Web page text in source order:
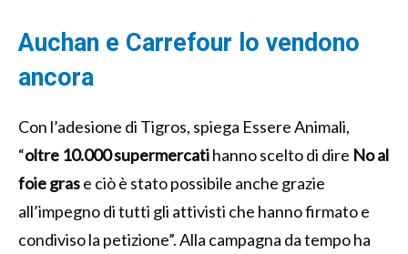
Auchan e Carrefour lo vendono
ancora
Con l’adesione di Tigros, spiega Essere Animali,
“oltre 10.000 supermercatihanno scelto di dire No al
foie grase ciò è stato possibile anche grazie
all’impegno di tutti gli attivisti che hanno firmato e
condiviso la petizione”. Alla campagna da tempo ha